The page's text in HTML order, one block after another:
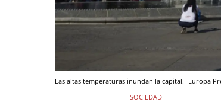
Las altas temperaturas inundan la capital. Europa
SOCIEDAD